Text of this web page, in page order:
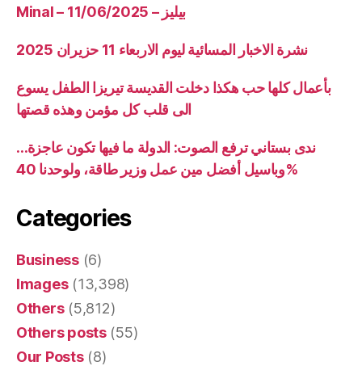
Minal – 11/06/2025 – بيليز
نشرة الاخبار المسائية ليوم الاربعاء 11 حزيران 2025
بأعمال كلها حب هكذا دخلت القديسة تيريزا الطفل يسوع
الى قلب كل مؤمن وهذه قصتها
ندى بستاني ترفع الصوت: الدولة ما فيها تكون عاجزة…
وباسيل أفضل مين عمل وزير طاقة، ولوحدنا 40%
Categories
Business(6)
Images(13,398)
Others(5,812)
Others posts(55)
Our Posts(8)